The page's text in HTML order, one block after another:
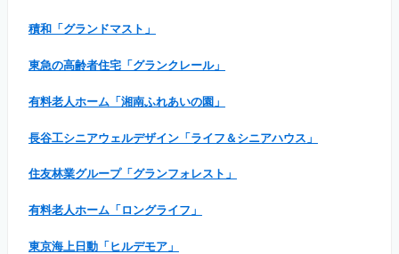
積和「グランドマスト」
東急の高齢者住宅「グランクレール」
有料老人ホーム「湘南ふれあいの園」
長谷工シニアウェルデザイン「ライフ＆シニアハウス」
住友林業グループ「グランフォレスト」
有料老人ホーム「ロングライフ」
東京海上日動「ヒルデモア」